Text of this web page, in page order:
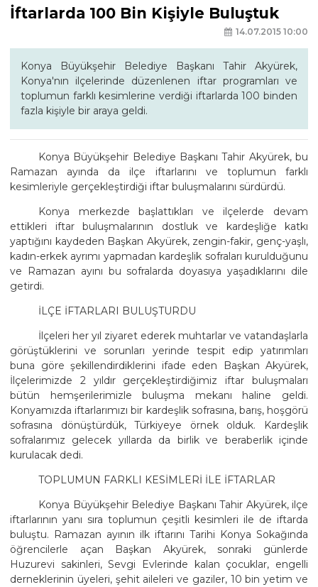
İftarlarda 100 Bin Kişiyle Buluştuk
14.07.2015 10:00
Konya Büyükşehir Belediye Başkanı Tahir Akyürek,
Konya'nın ilçelerinde düzenlenen iftar programları ve
toplumun farklı kesimlerine verdiği iftarlarda 100 binden
fazla kişiyle bir araya geldi.
Konya Büyükşehir Belediye Başkanı Tahir Akyürek, bu
Ramazan ayında da ilçe iftarlarını ve toplumun farklı
kesimleriyle gerçekleştirdiği iftar buluşmalarını sürdürdü.
Konya merkezde başlattıkları ve ilçelerde devam
ettikleri iftar buluşmalarının dostluk ve kardeşliğe katkı
yaptığını kaydeden Başkan Akyürek, zengin-fakir, genç-yaşlı,
kadın-erkek ayrımı yapmadan kardeşlik sofraları kurulduğunu
ve Ramazan ayını bu sofralarda doyasıya yaşadıklarını dile
getirdi.
İLÇE İFTARLARI BULUŞTURDU
İlçeleri her yıl ziyaret ederek muhtarlar ve vatandaşlarla
görüştüklerini ve sorunları yerinde tespit edip yatırımları
buna göre şekillendirdiklerini ifade eden Başkan Akyürek,
İlçelerimizde 2 yıldır gerçekleştirdiğimiz iftar buluşmaları
bütün hemşerilerimizle buluşma mekanı haline geldi.
Konyamızda iftarlarımızı bir kardeşlik sofrasına, barış, hoşgörü
sofrasına dönüştürdük, Türkiyeye örnek olduk. Kardeşlik
sofralarımız gelecek yıllarda da birlik ve beraberlik içinde
kurulacak dedi.
TOPLUMUN FARKLI KESİMLERİ İLE İFTARLAR
Konya Büyükşehir Belediye Başkanı Tahir Akyürek, ilçe
iftarlarının yanı sıra toplumun çeşitli kesimleri ile de iftarda
buluştu. Ramazan ayının ilk iftarını Tarihi Konya Sokağında
öğrencilerle açan Başkan Akyürek, sonraki günlerde
Huzurevi sakinleri, Sevgi Evlerinde kalan çocuklar, engelli
derneklerinin üyeleri, şehit aileleri ve gaziler, 10 bin yetim ve